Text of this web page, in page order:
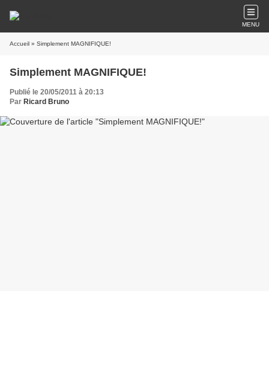
MENU
Accueil » Simplement MAGNIFIQUE!
Simplement MAGNIFIQUE!
Publié le 20/05/2011 à 20:13
Par Ricard Bruno